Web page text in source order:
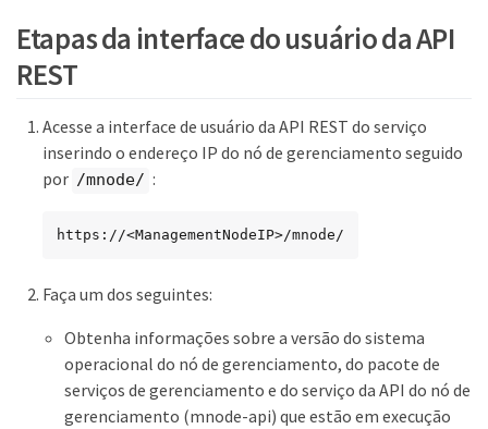
Etapas da interface do usuário da API
REST
Acesse a interface de usuário da API REST do serviço
inserindo o endereço IP do nó de gerenciamento seguido
por /mnode/ :
https://<ManagementNodeIP>/mnode/
Faça um dos seguintes:
Obtenha informações sobre a versão do sistema
operacional do nó de gerenciamento, do pacote de
serviços de gerenciamento e do serviço da API do nó de
gerenciamento (mnode-api) que estão em execução